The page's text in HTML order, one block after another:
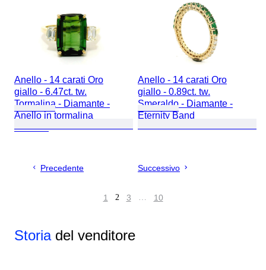
Anello - 14 carati Oro
giallo - 6.47ct. tw.
Tormalina - Diamante -
Anello in tormalina
naturale
Anello - 14 carati Oro
giallo - 0.89ct. tw.
Smeraldo - Diamante -
Eternity Band
Precedente Successivo
1 2 3 … 10
Storiadel venditore